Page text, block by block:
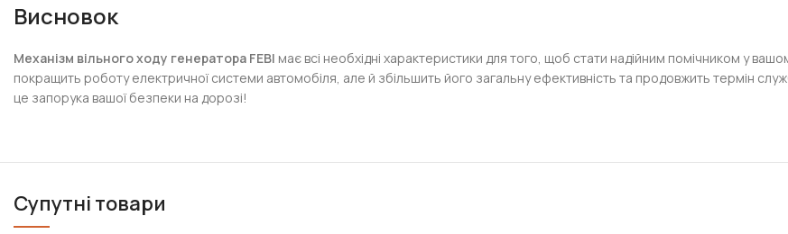
Висновок
Механізм вільного ходу генератора FEBI має всі необхідні характеристики для того, щоб стати надійним помічником у
покращить роботу електричної системи автомобіля, але й збільшить його загальну ефективність та продовжить термін
це запорука вашої безпеки на дорозі!
Супутні товари